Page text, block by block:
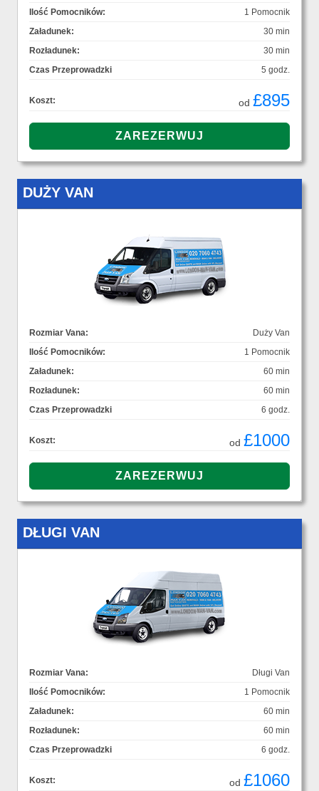
Ilość Pomocników:
1 Pomocnik
Załadunek:
30 min
Rozładunek:
30 min
Czas Przeprowadzki
5 godz.
Koszt: od £895
DUŻY VAN
Rozmiar Vana:
Duży Van
Ilość Pomocników:
1 Pomocnik
Załadunek:
60 min
Rozładunek:
60 min
Czas Przeprowadzki
6 godz.
Koszt: od £1000
DŁUGI VAN
Rozmiar Vana:
Długi Van
Ilość Pomocników:
1 Pomocnik
Załadunek:
60 min
Rozładunek:
60 min
Czas Przeprowadzki
6 godz.
Koszt: od £1060